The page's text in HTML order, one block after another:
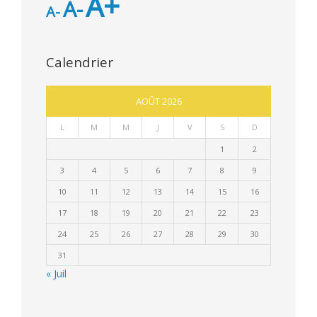
A-A-
Calendrier
AOÛT 2026
L M M J V S D
1
2
3
4 5 6 7 8
9
10
11 12 13 14 15
16
17
18 19 20 21 22
23
24
25 26 27 28 29
30
31
« Juil